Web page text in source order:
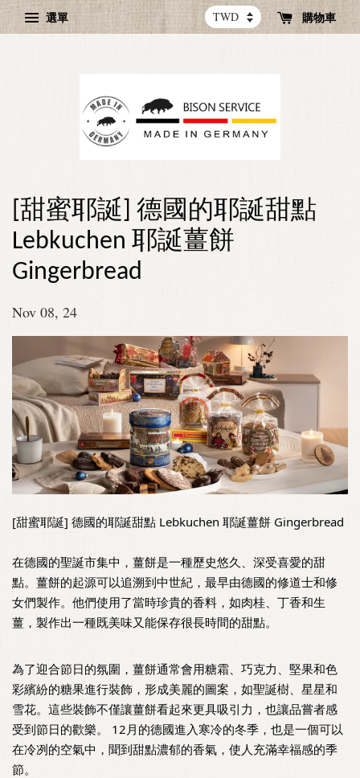
選單 購物車
[甜蜜耶誕] 德國的耶誕甜點
Lebkuchen 耶誕薑餅
Gingerbread
Nov 08, 24
[甜蜜耶誕] 德國的耶誕甜點 Lebkuchen 耶誕薑餅 Gingerbread
在德國的聖誕市集中，薑餅是一種歷史悠久、深受喜愛的甜
點。薑餅的起源可以追溯到中世紀，最早由德國的修道士和修
女們製作。他們使用了當時珍貴的香料，如肉桂、丁香和生
薑，製作出一種既美味又能保存很長時間的甜點。
為了迎合節日的氛圍，薑餅通常會用糖霜、巧克力、堅果和色
彩繽紛的糖果進行裝飾，形成美麗的圖案，如聖誕樹、星星和
雪花。這些裝飾不僅讓薑餅看起來更具吸引力，也讓品嘗者感
受到節日的歡樂。 12月的德國進入寒冷的冬季，也是一個可以
在冷冽的空氣中，聞到甜點濃郁的香氣，使人充滿幸福感的季
節。